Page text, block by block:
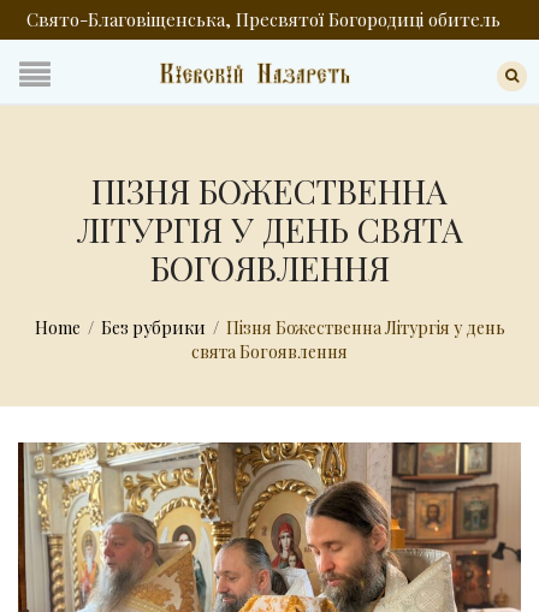
Свято-Благовіщенська, Пресвятої Богородиці обитель
ПІЗНЯ БОЖЕСТВЕННА
ЛІТУРГІЯ У ДЕНЬ СВЯТА
БОГОЯВЛЕННЯ
Home / Без рубрики / Пізня Божественна Літургія у день
свята Богоявлення